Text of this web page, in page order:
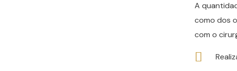
A
como dos
com o